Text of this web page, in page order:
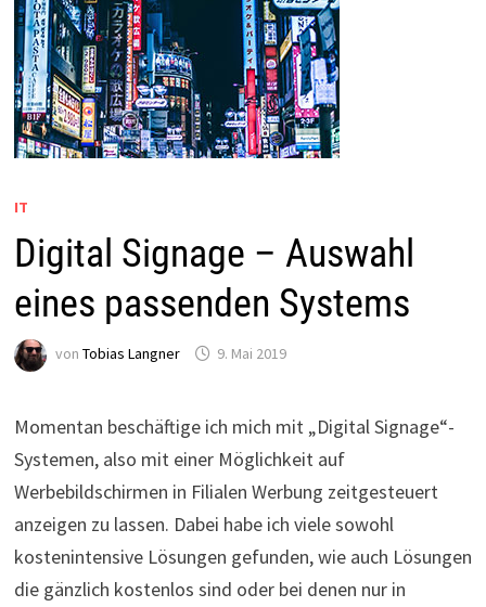
IT
Digital Signage – Auswahl
eines passenden Systems
von Tobias Langner 9. Mai 2019
Momentan beschäftige ich mich mit „Digital Signage“-
Systemen, also mit einer Möglichkeit auf
Werbebildschirmen in Filialen Werbung zeitgesteuert
anzeigen zu lassen. Dabei habe ich viele sowohl
kostenintensive Lösungen gefunden, wie auch Lösungen
die gänzlich kostenlos sind oder bei denen nur in